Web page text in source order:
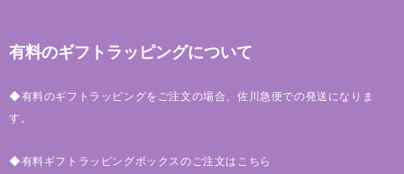
有料のギフトラッピングについて
◆有料のギフトラッピングをご注文の場合、佐川急便での発送になりま
す。
◆有料ギフトラッピングボックスのご注文はこちら